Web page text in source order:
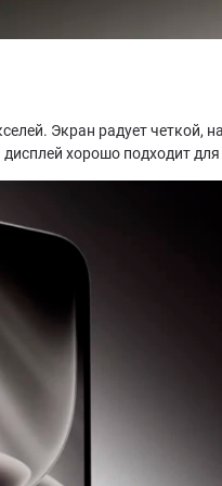
Экран радует четкой,
хорошо подходит